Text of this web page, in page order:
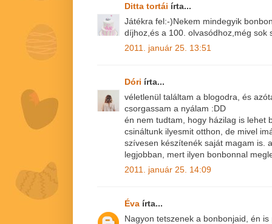
Ditta tortái írta...
Játékra fel:-)Nekem mindegyik
díjhoz,és a 100. olvasódhoz,még sok
2011. január 25. 13:51
Dóri írta...
véletlenül találtam a blogodra, és
csorgassam a nyálam :DD
én nem tudtam, hogy házilag is lehet
csináltunk ilyesmit otthon, de mivel
szívesen készítenék saját magam is.
legjobban, mert ilyen bonbonnal
2011. január 25. 14:09
Éva írta...
Nagyon tetszenek a bonbonjaid, én